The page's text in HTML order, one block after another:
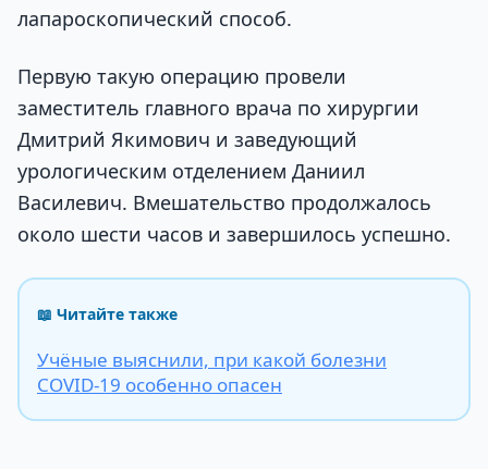
лапароскопический способ.
Первую такую операцию провели
заместитель главного врача по хирургии
Дмитрий Якимович и заведующий
урологическим отделением Даниил
Василевич. Вмешательство продолжалось
около шести часов и завершилось успешно.
📖 Читайте также
Учёные выяснили, при какой болезни
COVID-19 особенно опасен